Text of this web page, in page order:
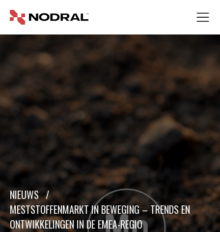
NIEUWS /
MESTSTOFFENMARKT IN BEWEGING – TRENDS EN
ONTWIKKELINGEN IN DE EMEA-REGIO